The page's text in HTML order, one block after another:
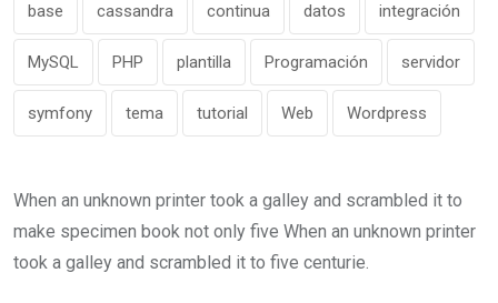
base cassandra continua datos integración
MySQL PHP plantilla Programación servidor
symfony tema tutorial Web Wordpress
When an unknown printer took a galley and scrambled it to
make specimen book not only five When an unknown printer
took a galley and scrambled it to five centurie.